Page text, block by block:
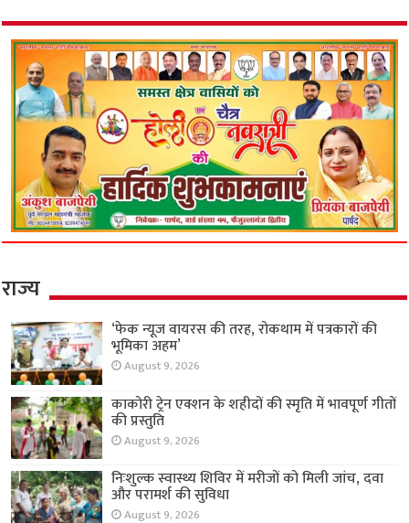
राज्य
‘फेक न्यूज वायरस की तरह, रोकथाम में पत्रकारों की
भूमिका अहम’
August 9, 2026
काकोरी ट्रेन एक्शन के शहीदों की स्मृति में भावपूर्ण गीतों
की प्रस्तुति
August 9, 2026
निःशुल्क स्वास्थ्य शिविर में मरीजों को मिली जांच, दवा
और परामर्श की सुविधा
August 9, 2026